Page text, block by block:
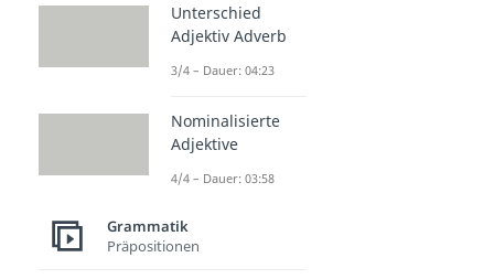
Unterschied
Adjektiv Adverb
3/4 – Dauer: 04:23
Nominalisierte
Adjektive
4/4 – Dauer: 03:58
Grammatik
Präpositionen